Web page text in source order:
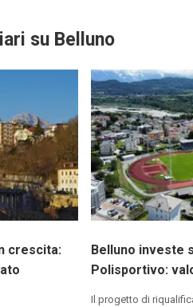
su Belluno
crescita:
Belluno investe
Polisportivo:
Il progetto di